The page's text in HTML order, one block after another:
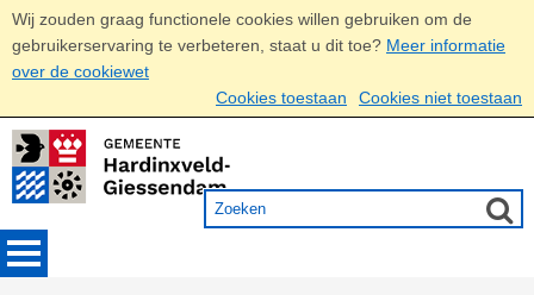
Wij zouden graag functionele cookies willen gebruiken om de
gebruikerservaring te verbeteren, staat u dit toe? Meer informatie
over de cookiewet
Cookies toestaan
Cookies niet toestaan